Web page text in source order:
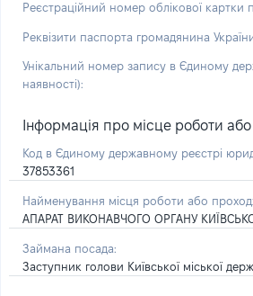
Реєстраційний номер облікової картки
Реквізити паспорта громадянина
Унікальний номер запису в Єдиному
наявності):
Інформація про місце роботи
Код в Єдиному державному реєстрі
37853361
Найменування місця роботи або
АПАРАТ ВИКОНАВЧОГО ОРГАНУ
Займана посада:
Заступник голови Київської міської